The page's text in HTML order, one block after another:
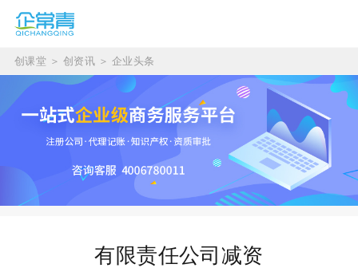
创课堂 ＞ 创资讯 ＞ 企业头条
有限责任公司减资